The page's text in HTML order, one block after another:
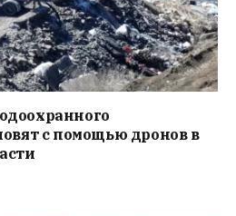
с помощью дронов в